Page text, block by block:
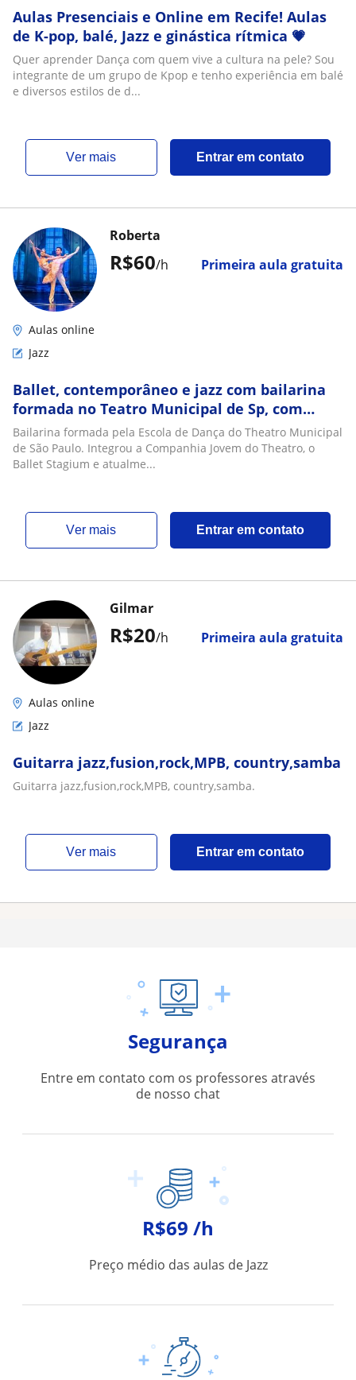
Aulas Presenciais e Online em Recife! Aulas
de K-pop, balé, Jazz e ginástica rítmica 💗
Quer aprender Dança com quem vive a cultura na pele? Sou
integrante de um grupo de Kpop e tenho experiência em balé
e diversos estilos de d...
ver mais Entrar em contato
R$60/h Primeira aula gratuita
Roberta
Aulas online
Jazz
Ballet, contemporâneo e jazz com bailarina
formada no Teatro Municipal de Sp, com
experiência em cias nacionais e
internacionais
Bailarina formada pela Escola de Dança do Theatro Municipal
de São Paulo. Integrou a Companhia Jovem do Theatro, o
Ballet Stagium e atualme...
ver mais Entrar em contato
R$20/h Primeira aula gratuita
Gilmar
Aulas online
Jazz
Guitarra jazz,fusion,rock,MPB, country,samba
Guitarra jazz,fusion,rock,MPB, country,samba.
ver mais Entrar em contato
Segurança
Entre em contato com os professores através
de nosso chat
R$69 /h
Preço médio das aulas de Jazz